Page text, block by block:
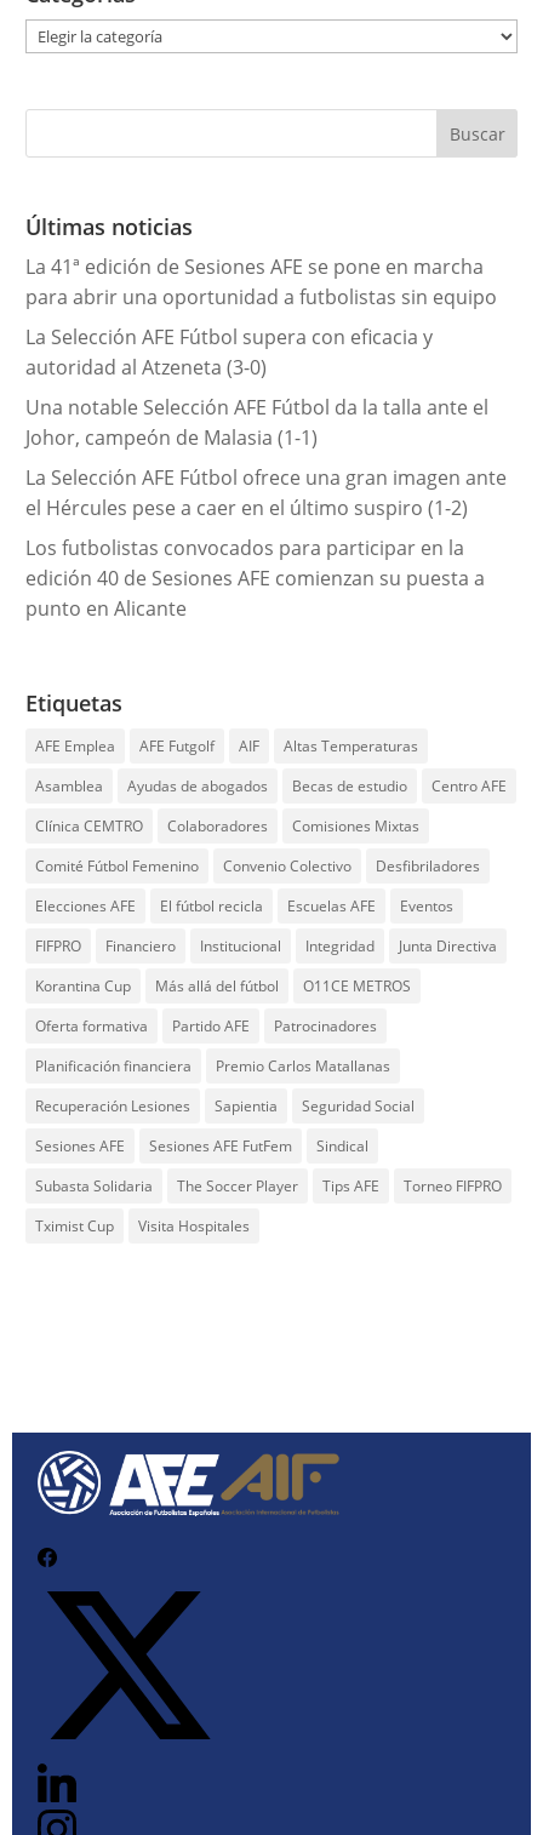
a
g
r
a
s
Últimas noticias
La 41ª edición de Sesiones AFE se pone en marcha
para abrir una oportunidad a futbolistas sin equipo
La Selección AFE Fútbol supera con eficacia y
autoridad al Atzeneta (3-0)
Una notable Selección AFE Fútbol da la talla ante el
Johor, campeón de Malasia (1-1)
La Selección AFE Fútbol ofrece una gran imagen ante
el Hércules pese a caer en el último suspiro (1-2)
Los futbolistas convocados para participar en la
edición 40 de Sesiones AFE comienzan su puesta a
punto en Alicante
Etiquetas
AFE Emplea AFE Futgolf AIF
Altas Temperaturas
Asamblea
Ayudas de abogados Becas de estudio
Centro AFE
Clínica CEMTRO
Colaboradores
Comisiones Mixtas
Comité Fútbol Femenino
Convenio Colectivo
Desfibriladores
Elecciones AFE
El fútbol recicla Escuelas AFE
Eventos
FIFPRO
Financiero Institucional Integridad
Junta Directiva
Korantina Cup
Más allá del fútbol
O11CE METROS
Oferta formativa
Partido AFE
Patrocinadores
Planificación financiera
Premio Carlos Matallanas
Recuperación Lesiones
Sapientia
Seguridad Social
Sesiones AFE
Sesiones AFE FutFem
Sindical
Subasta Solidaria
The Soccer Player Tips AFE
Torneo FIFPRO
Tximist Cup
Visita Hospitales